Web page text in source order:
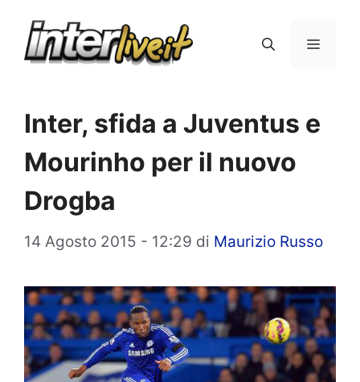
Menu
Inter, sfida a Juventus e
Mourinho per il nuovo
Drogba
14 Agosto 2015 - 12:29 di Maurizio Russo